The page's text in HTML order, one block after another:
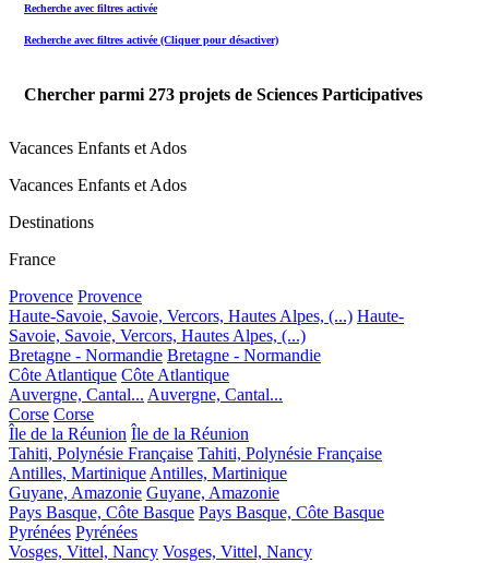
Recherche avec filtres activée
Recherche avec filtres activée (Cliquer pour désactiver)
Chercher parmi 273 projets de Sciences Participatives
Vacances Enfants et Ados
Vacances Enfants et Ados
Destinations
France
Provence Provence
Haute-Savoie, Savoie, Vercors, Hautes Alpes, (...) Haute-
Savoie, Savoie, Vercors, Hautes Alpes, (...)
Bretagne - Normandie Bretagne - Normandie
Côte Atlantique Côte Atlantique
Auvergne, Cantal... Auvergne, Cantal...
Corse Corse
Île de la Réunion Île de la Réunion
Tahiti, Polynésie Française Tahiti, Polynésie Française
Antilles, MartiniqueAntilles, Martinique
Guyane, Amazonie Guyane, Amazonie
Pays Basque, Côte Basque Pays Basque, Côte Basque
Pyrénées Pyrénées
Vosges, Vittel, Nancy Vosges, Vittel, Nancy